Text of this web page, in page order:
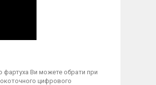
фартуха Ви можете обрати при
цифрового